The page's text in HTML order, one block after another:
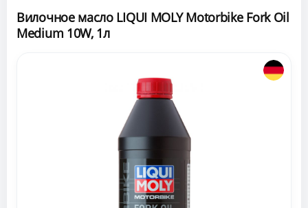
Вилочное масло LIQUI MOLY Motorbike Fork Oil
Medium 10W, 1л